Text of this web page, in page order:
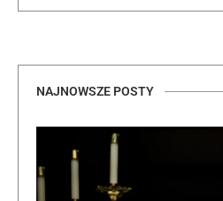
NAJNOWSZE POSTY